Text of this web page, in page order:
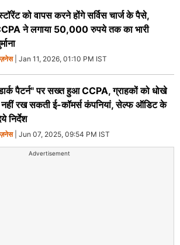
को वापस करने होंगे सर्विस चार्ज के पैसे,
ने लगाया 50,000 रुपये तक का भारी
| Jan 11, 2026, 01:10 PM IST
पैटर्न" पर सख्त हुआ CCPA, ग्राहकों को धोखे
रख सकती ई-कॉमर्स कंपनियां, सेल्फ ऑडिट के
निर्देश
| Jun 07, 2025, 09:54 PM IST
Advertisement